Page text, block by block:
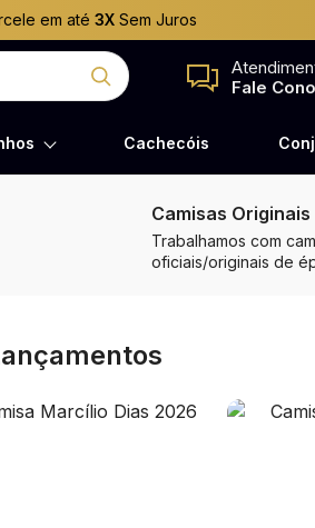
em até3X Sem Juros
Fale
Cachecóis
Camisas Originais
Trabalhamos com
oficiais/originais de